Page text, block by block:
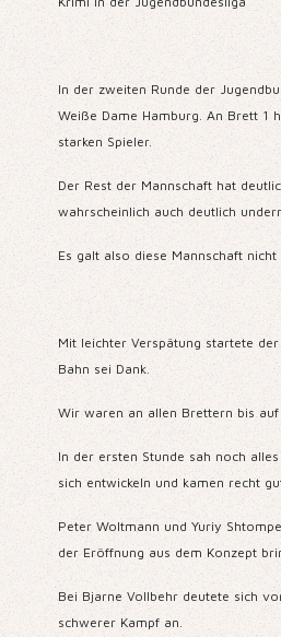
In der zweiten Runde der
Weiße Dame Hamburg. An Brett 1
starken Spieler.
Der Rest der Mannschaft hat
wahrscheinlich auch deutlich
Es galt also diese Mannschaft nicht
Mit leichter Verspätung startete
Bahn sei Dank.
Wir waren an allen Brettern bis
In der ersten Stunde sah noch
sich entwickeln und kamen recht
Peter Woltmann und Yuriy
der Eröffnung aus dem Konzept
Bei Bjarne Vollbehr deutete sich
schwerer Kampf an.